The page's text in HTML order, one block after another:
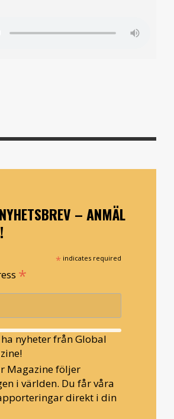
– ANMÄL
* indicates required
*
ha nyheter från Global
Magazine följer
i världen. Du får våra
direkt i din